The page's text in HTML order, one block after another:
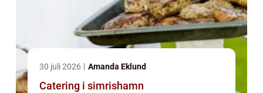
30 juli 2026 Amanda Eklund
Catering i simrishamn